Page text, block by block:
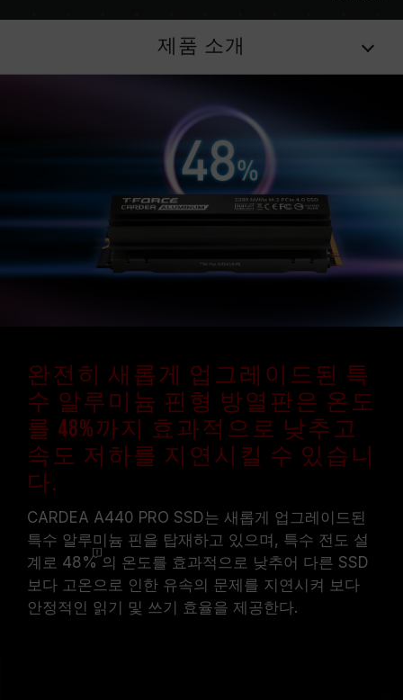
제품 소개
완전히 새롭게 업그레이드된 특
수 알루미늄 핀형 방열판은 온도
를 48%까지 효과적으로 낮추고
속도 저하를 지연시킬 수 있습니
다.
CARDEA A440 PRO SSD는 새롭게 업그레이드된
특수 알루미늄 핀을 탑재하고 있으며, 특수 전도 설
계로 48%의 온도를 효과적으로 낮추어 다른 SSD
보다 고온으로 인한 유속의 문제를 지연시켜 보다
안정적인 읽기 및 쓰기 효율을 제공한다.